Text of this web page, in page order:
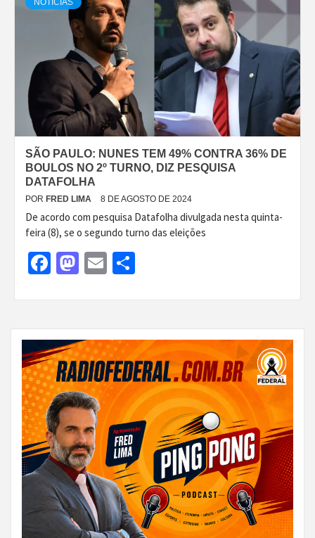
NOTÍCIAS
SÃO PAULO: NUNES TEM 49% CONTRA 36% DE
BOULOS NO 2º TURNO, DIZ PESQUISA
DATAFOLHA
POR FRED LIMA 8 DE AGOSTO DE 2024
De acordo com pesquisa Datafolha divulgada nesta quinta-
feira (8), se o segundo turno das eleições
Facebook
Mastodon
Email